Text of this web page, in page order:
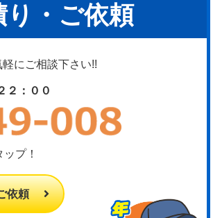
・ご依頼
にご相談下さい!!
２：００
プ！
依頼